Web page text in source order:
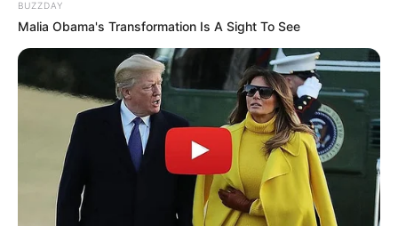
BUZZDAY
Malia Obama's Transformation Is A Sight To See